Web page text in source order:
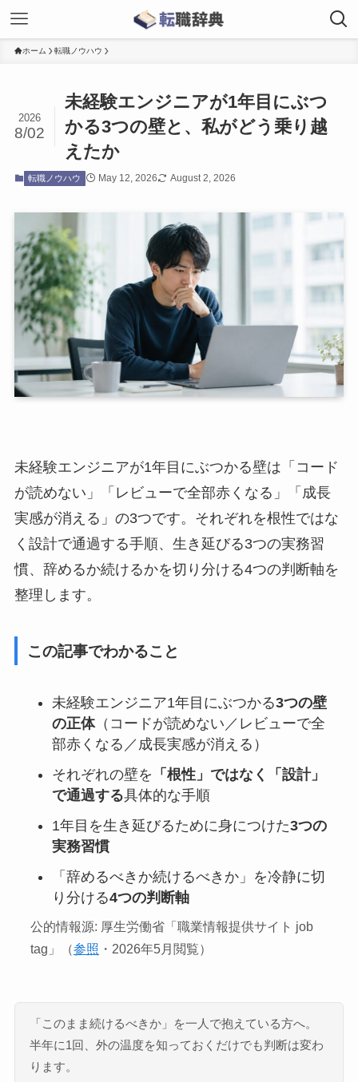
ホーム 転職ノウハウ
未経験エンジニアが1年目にぶつ
かる3つの壁と、私がどう乗り越
えたか
2026
8/02
転職ノウハウ May 12, 2026 August 2, 2026
未経験エンジニアが1年目にぶつかる壁は「コード
が読めない」「レビューで全部赤くなる」「成長
実感が消える」の3つです。それぞれを根性ではな
く設計で通過する手順、生き延びる3つの実務習
慣、辞めるか続けるかを切り分ける4つの判断軸を
整理します。
この記事でわかること
未経験エンジニア1年目にぶつかる3つの壁
の正体（コードが読めない／レビューで全
部赤くなる／成長実感が消える）
それぞれの壁を 「根性」ではなく「設計」
で通過する具体的な手順
1年目を生き延びるために身につけた3つの
実務習慣
「辞めるべきか続けるべきか」を冷静に切
り分ける4つの判断軸
公的情報源: 厚生労働省「職業情報提供サイト job
tag」（参照 ・2026年5月閲覧）
「このまま続けるべきか」を一人で抱えている方へ。
半年に1回、外の温度を知っておくだけでも判断は変わ
ります。